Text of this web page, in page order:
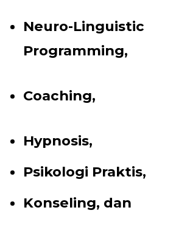
Neuro-Linguistic
Programming,
Coaching,
Hypnosis,
Psikologi Praktis,
Konseling, dan